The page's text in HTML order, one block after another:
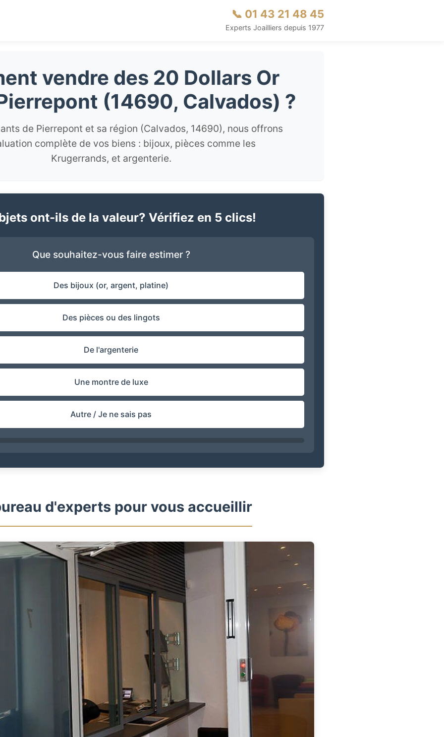
📞 01 43 21 48 45
Experts Joailliers depuis 1977
vendre des 20 Dollars Or
(14690, Calvados) ?
de Pierrepont et sa région (Calvados, 14690), nous offrons
complète de vos biens : bijoux, pièces comme les
Krugerrands, et argenterie.
ont-ils de la valeur? Vérifiez en 5 clics!
Que souhaitez-vous faire estimer ?
Des bijoux (or, argent, platine)
Des pièces ou des lingots
De l'argenterie
Une montre de luxe
Autre / Je ne sais pas
d'experts pour vous accueillir